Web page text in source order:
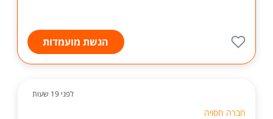
הגשת מועמדות
לפני 19 שעות
חברה חסויה